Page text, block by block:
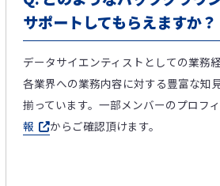
サポートしてもらえますか？
データサイエンティストとしての業務
各業界への業務内容に対する豊富な知
揃っています。一部メンバーのプロフ
報
からご確認頂けます。